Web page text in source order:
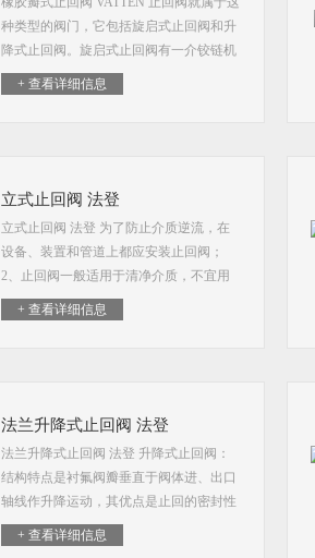
种类型的阀门，它包括旋启式止回阀和升
降式止回阀。旋启式止回阀有一介铰链机
构，还有一个像门一样的阀瓣自由地靠在
倾斜的阀座表面上
+ 查看详细信息
立式止回阀 法登
立式止回阀 法登 为了防止介质逆流，在
设备、装置和管道上都应安装止回阀；
2、止回阀一般适用于清净介质，不宜用
于含有固体颗粒和粘度较大的介质
+ 查看详细信息
法兰升降式止回阀 法登
法兰升降式止回阀 法登 升降式止回阀：
结构特点是衬氟阀瓣垂直于阀体进、出口
轴线作升降运动，其优点是止回的密封性
能非常好。止回阀这种类型的阀门的作用
是只允许介质向一个方向流动，而且阻止
+ 查看详细信息